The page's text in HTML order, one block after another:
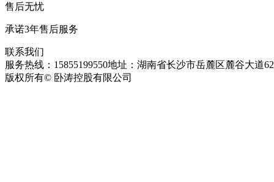
售后无忧
承诺3年售后服务
联系我们
服务热线：15855199550地址：湖南省长沙市岳麓区麓谷大道
版权所有© 卧涛控股有限公司